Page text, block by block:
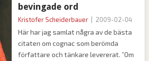
bevingade ord
Kristofer Scheiderbauer 2009-02-04
Här har jag samlat några av de bästa
citaten om cognac som berömda
författare och tänkare levererat. ”Om